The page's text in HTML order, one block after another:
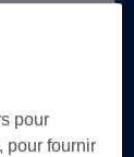
pour
pour fournir